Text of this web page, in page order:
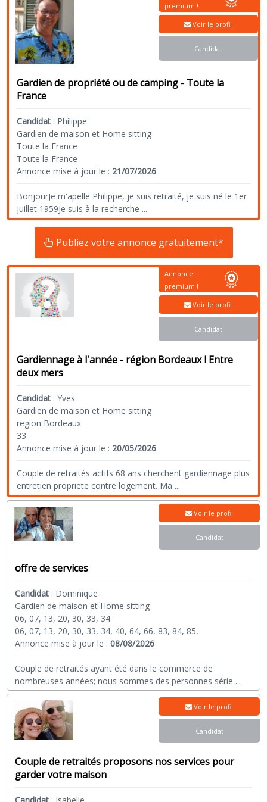
Gardien de propriété ou de camping - Toute la
France
Candidat : Philippe
Gardien de maison et Home sitting
Toute la France
Toute la France
Annonce mise à jour le : 21/07/2026
BonjourJe m'apelle Philippe, je suis retraité, je suis né le 1er
juillet 1959Je suis à la recherche ...
premium !
Voir le profil
Candidat
Publiez votre annonce gratuitement*
Gardiennage à l'année - région Bordeaux l Entre
deux mers
Candidat :Yves
Gardien de maison et Home sitting
region Bordeaux
33
Annonce mise à jour le : 20/05/2026
Couple de retraités actifs 68 ans cherchent gardiennage plus
entretien propriete contre logement. Ma ...
Annonce
premium !
Voir le profil
Candidat
offre de services
Candidat : Dominique
Gardien de maison et Home sitting
06, 07, 13, 20, 30, 33, 34
06, 07, 13, 20, 30, 33, 34, 40, 64, 66, 83, 84, 85,
Annonce mise à jour le :08/08/2026
Couple de retraités ayant été dans le commerce de
nombreuses années; nous sommes des personnes série ...
Voir le profil
Candidat
Couple de retraités proposons nos services pour
garder votre maison
Voir le profil
Candidat